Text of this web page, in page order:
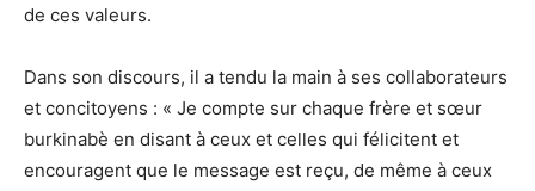
de ces valeurs.
Dans son discours, il a tendu la main à ses collaborateurs
et concitoyens : « Je compte sur chaque frère et sœur
burkinabè en disant à ceux et celles qui félicitent et
encouragent que le message est reçu, de même à ceux